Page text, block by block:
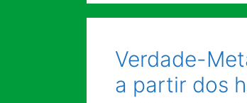
Verdade-
a partir dos